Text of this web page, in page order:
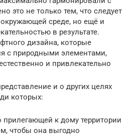
это не только тем, что следует
среде, но ещё и
в результате.
дизайна, которые
с природными элементами,
и привлекательно
и о других целях
которых:
прилегающей к дому территории
чтобы она выгодно